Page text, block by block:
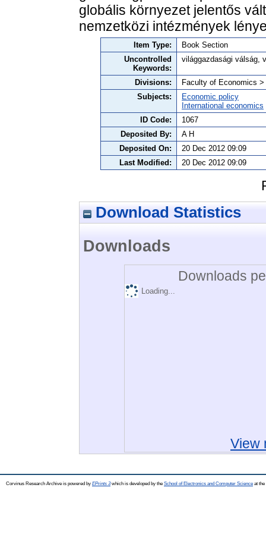
globális környezet jelentős
nemzetközi intézmények
Item Type:
Book Section
Uncontrolled
Keywords:
világgazdasági válság,
Divisions:
Faculty of Economics
Subjects:
Economic policy
International economics
ID Code:
1067
Deposited By:
A H
Deposited On:
20 Dec 2012 09:09
Last Modified:
20 Dec 2012 09:09
Download Statistics
Downloads
Downloads
Loading...
View
Corvinus Research Archive is powered by EPrints 3which is developed by the School of Electronics and Computer Science at